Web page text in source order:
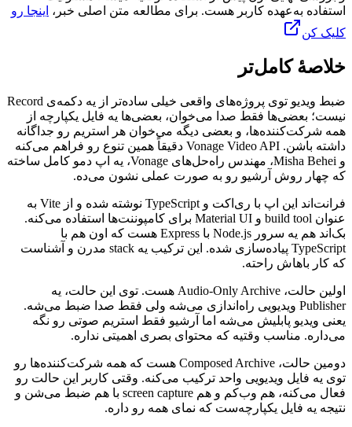
استفاده به‌عهده کاربر هست. برای مطالعه متن اصلی خبر، اینجا رو
کلیک کن
خلاصهٔ کامل‌تر
ضبط ویدیو توی پروژه‌های واقعی خیلی ساده‌تر از یه دکمه‌ی Record
نیست؛ بعضی‌ها فقط صدا می‌خوان، بعضی‌ها یه فایل یکپارچه از
همه شرکت‌کننده‌ها، و بعضی دیگه می‌خوان هر استریم رو جداگانه
داشته باشن. Vonage Video API دقیقاً همین تنوع رو فراهم می‌کنه
و Misha Behei، مهندس راه‌حل‌های Vonage، یه اپ دمو کامل ساخته
که چهار روش آرشیو رو به صورت عملی نشون می‌ده.
فرانت‌اند این اپ با ری‌اکت و TypeScript نوشته شده و از Vite به
عنوان build tool و Material UI برای کامپوننت‌ها استفاده می‌کنه.
بک‌اند هم یه سرور Node.js با Express هست که اون هم با
TypeScript پیاده‌سازی شده. این ترکیب یه stack مدرن و آشناست
که کار باهاش راحته.
اولین حالت، Audio-Only Archive هست. توی این حالت، یه
Publisher ویدیویی راه‌اندازی می‌شه ولی فقط صدا ضبط می‌شه.
یعنی ویدیو پابلیش می‌شه اما آرشیو فقط استریم صوتی رو نگه
می‌داره. مناسب وقتیه که محتوای بصری اهمیتی نداره.
دومین حالت، Composed Archive هست که همه شرکت‌کننده‌ها رو
توی یه فایل ویدیویی واحد ترکیب می‌کنه. وقتی کاربر این حالت رو
فعال می‌کنه، هم وب‌کم و هم screen capture با هم ضبط می‌شن و
نتیجه یه فایل یکپارچه‌ست که نمای همه رو داره.